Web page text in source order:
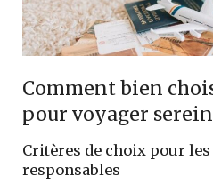
Comment bien
pour voyager
Critères de choix pour
responsables